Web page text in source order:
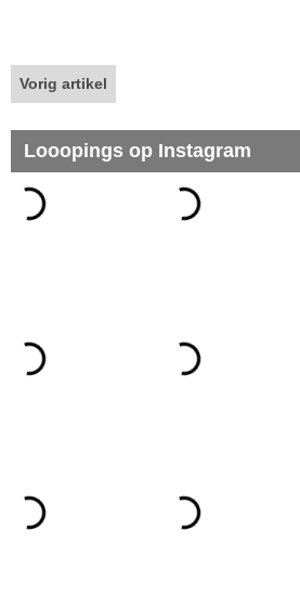
Vorig artikel
Looopings op Instagram